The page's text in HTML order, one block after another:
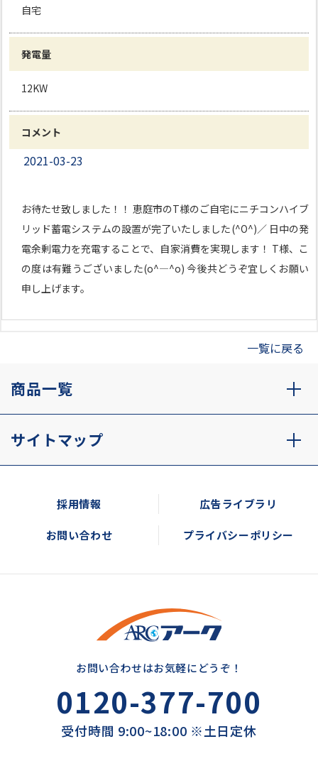
自宅
発電量
12KW
コメント
2021-03-23
お待たせ致しました！！ 恵庭市のT様のご自宅にニチコンハイブ
リッド蓄電システムの設置が完了いたしました(^O^)／ 日中の発
電余剰電力を充電することで、自家消費を実現します！ T様、こ
の度は有難うございました(o^―^o) 今後共どうぞ宜しくお願い
申し上げます。
一覧に戻る
商品一覧
サイトマップ
採用情報 広告ライブラリ
お問い合わせ プライバシーポリシー
お問い合わせはお気軽にどうぞ！
0120-377-700
受付時間 9:00~18:00 ※土日定休